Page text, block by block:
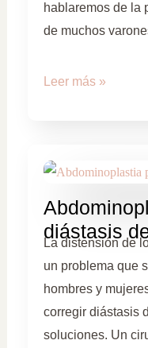
hablaremos de la
de muchos
Leer más »
diástasis
La distensión de
un problema que
hombres y
corregir diástasis
soluciones. Un